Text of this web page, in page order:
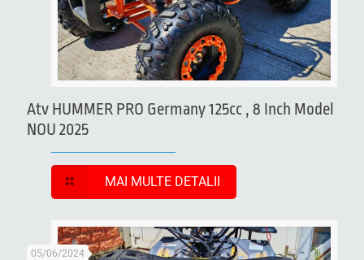
Atv HUMMER PRO Germany 125cc , 8 Inch Model
NOU 2025
MAI MULTE DETALII
05/06/2024